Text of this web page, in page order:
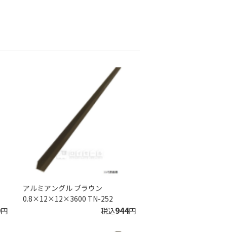
円
アルミアングル ブラウン
0.8×12×12×3600 TN-252
税込944円